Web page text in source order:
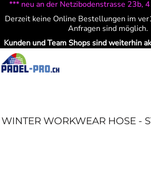
*** neu an der Netzibodenstrasse 23b,
Derzeit keine Online Bestellungen im
Anfragen sind möglich.
Kunden und Team Shops sind weiterhin
WINTER WORKWEAR HOSE -